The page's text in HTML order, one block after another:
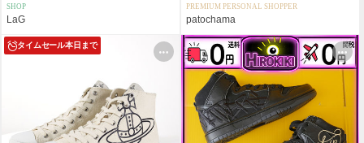
SHOP
LaG
PREMIUM PERSONAL SHOPPER
patochama
タイムセール本日まで